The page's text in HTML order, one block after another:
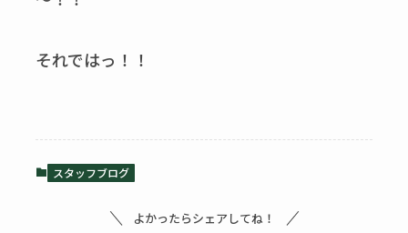
それではっ！！
スタッフブログ
よかったらシェアしてね！